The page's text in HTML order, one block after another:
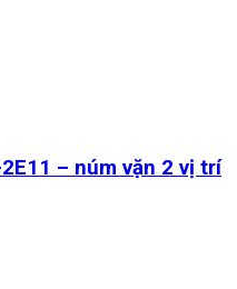
– núm vặn 2 vị trí